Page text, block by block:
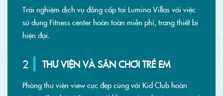
Trải nghiệm dịch vụ đẳng cấp tại Lumina Villas với việc
sử dụng Fitness center hoàn toàn miễn phí, trang thiết bị
hiện đại.
2 THƯ VIỆN VÀ SÂN CHƠI TRẺ EM
Phòng thư viện view cực đẹp cùng với Kid Club hoàn